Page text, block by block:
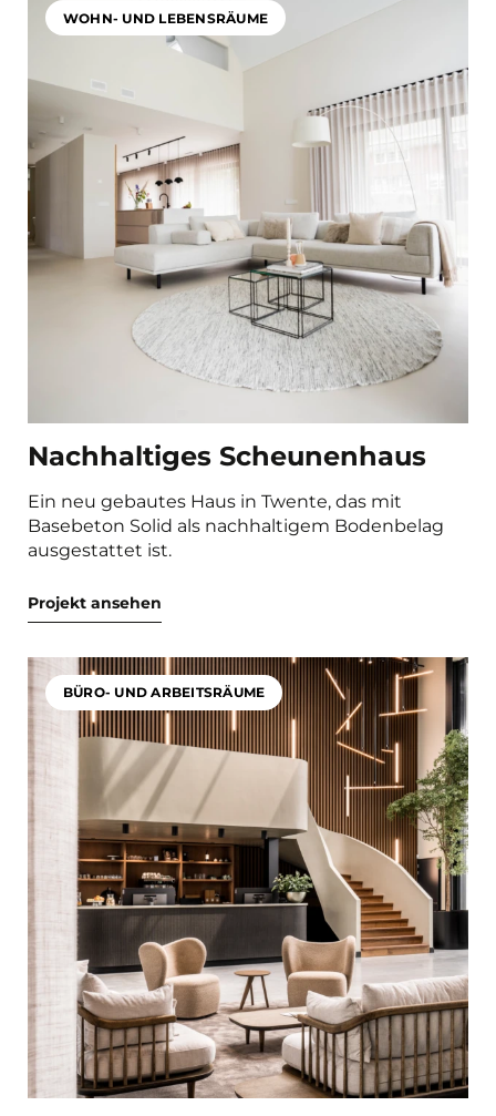
WOHN- UND LEBENSRÄUME
Nachhaltiges Scheunenhaus
Ein neu gebautes Haus in Twente, das mit
Basebeton Solid als nachhaltigem Bodenbelag
ausgestattet ist.
Projekt ansehen
BÜRO- UND ARBEITSRÄUME